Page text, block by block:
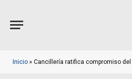
Inicio » Cancillería ratifica compromiso del país con desarrollo